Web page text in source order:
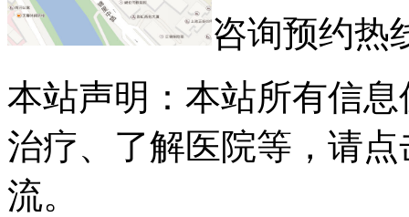
咨询预约热
本站声明：本站所有信
治疗、了解医院等，请
流。